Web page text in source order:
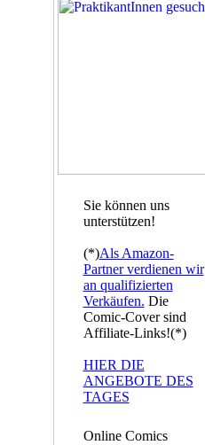
Sie können uns
unterstützen!
(*)Als Amazon-
Partner verdienen wir
an qualifizierten
Verkäufen. Die
Comic-Cover sind
Affiliate-Links!(*)
HIER DIE
ANGEBOTE DES
TAGES
Online Comics